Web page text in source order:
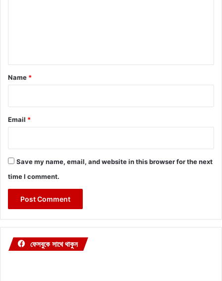
*
Name *
Email *
Save my name, email, and website in this browser for the next
time I comment.
ফেসবুকে সাথে থাকুন